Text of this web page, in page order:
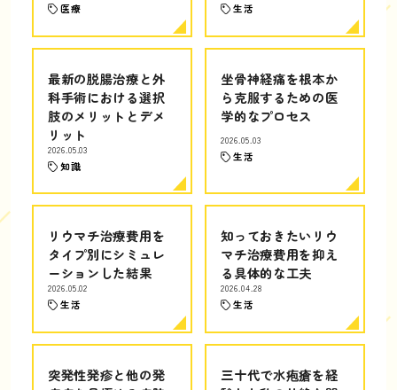
医療 生活
最新の脱腸治療と外
科手術における選択
肢のメリットとデメ
リット
2026.05.03
知識
坐骨神経痛を根本か
ら克服するための医
学的なプロセス
2026.05.03
生活
リウマチ治療費用を
タイプ別にシミュレ
ーションした結果
2026.05.02
生活
知っておきたいリウ
マチ治療費用を抑え
る具体的な工夫
2026.04.28
生活
突発性発疹と他の発
三十代で水疱瘡を経